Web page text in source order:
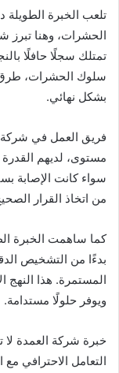
تلعب الخبرة
الحشرات، وهنا تبرز
تمتلك سجلًا حافلًا
سلوك الحشرات، طرق
بشكل نهائي.
فريق العمل في شركة
مستوى، لديهم
سواء كانت الإصابة
من اتخاذ القرار
كما ساهمت الخبرة
بدءًا من التشخيص
المستمرة. هذا النهج
ويوفر حلولًا مستدامة.
خبرة شركة العمدة
التعامل الاحترافي مع